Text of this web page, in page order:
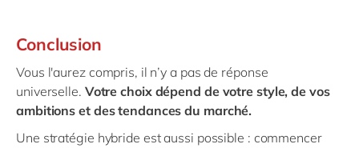
Conclusion
Vous l'aurez compris, il n’y a pas de réponse
universelle. Votre choix dépend de votre style, de vos
ambitions et des tendances du marché.
Une stratégie hybride est aussi possible : commencer